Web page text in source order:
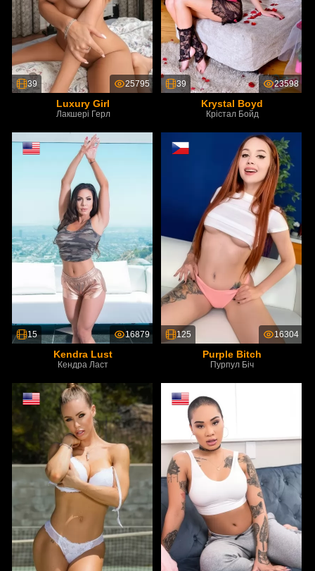
39 25795
Luxury Girl
Лакшері Герл
39 23598
Krystal Boyd
Крістал Бойд
15 16879
Kendra Lust
Кендра Ласт
125 16304
Purple Bitch
Пурпул Біч